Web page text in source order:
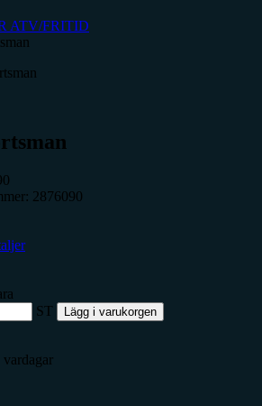
ATV/FRITID
2876090
ST
Lägg i varukorgen